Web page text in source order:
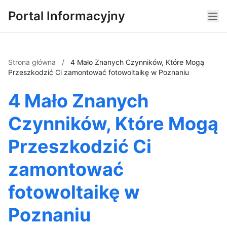
Portal Informacyjny
Strona główna /
4 Mało Znanych Czynników, Które Mogą
Przeszkodzić Ci zamontować fotowoltaikę w Poznaniu
4 Mało Znanych
Czynników, Które Mogą
Przeszkodzić Ci
zamontować
fotowoltaikę w
Poznaniu